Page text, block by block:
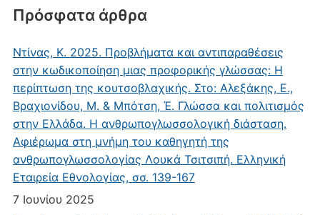
Πρόσφατα άρθρα
Ντίνας, Κ. 2025. Προβλήματα και αντιπαραθέσεις
στην κωδικοποίηση μιας προφορικής γλώσσας: Η
περίπτωση της κουτσοβλαχικής. Στο: Αλεξάκης, Ε.,
Βραχιονίδου, Μ. & Μπότση, Έ. Γλώσσα και πολιτισμός
στην Ελλάδα. Η ανθρωπογλωσσολογική διάσταση.
Αφιέρωμα στη μνήμη του καθηγητή της
ανθρωπογλωσσολογίας Λουκά Τσιτσιπή. Ελληνική
Εταιρεία Εθνολογίας, σσ. 139-167
7 Ιουνίου 2025